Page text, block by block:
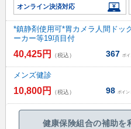
オンライン決済対応
*鎮静剤使用可*胃カメラ人間ド
ーカー等19項目付
40,425円 （税込） 367 ポイ
メンズ健診
10,800円 （税込） 98 ポイン
健康保険組合の補助を